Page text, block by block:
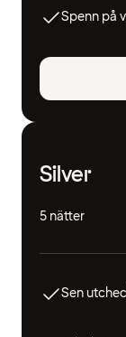
Spenn på
Silver
5 nätter
Sen